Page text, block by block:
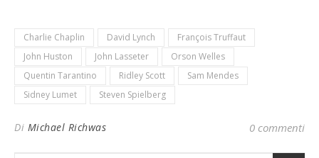
Charlie Chaplin David Lynch
François Truffaut
John Huston
John Lasseter
Orson Welles
Quentin Tarantino
Ridley Scott
Sam Mendes
Sidney Lumet
Steven Spielberg
Di Michael Richwas 0 commenti